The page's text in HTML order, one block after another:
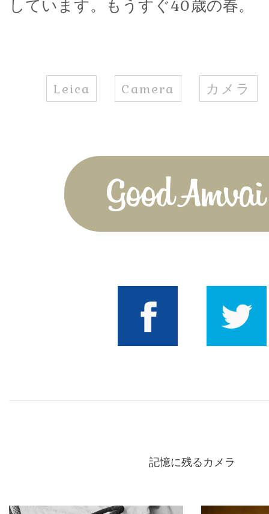
しています。もうすぐ40歳の春。
Leica Camera カメラ
記憶に残るカメラ